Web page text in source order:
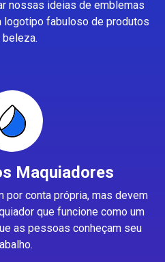
nossas ideias de emblemas
logotipo fabuloso de produtos
beleza.
Maquiadores
por conta própria, mas devem
que funcione como um
as pessoas conheçam seu